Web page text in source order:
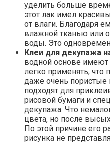
уделить больше
этот лак имел
от влаги. Благодаря
влажной тканью или
воды. Это
Клеи для декупажа
водной основе
легко применять, что
даже очень пористые
подходят для
рисовой бумаги и
декупажа. Что
цвета, но после
По этой причине его
рисунка не